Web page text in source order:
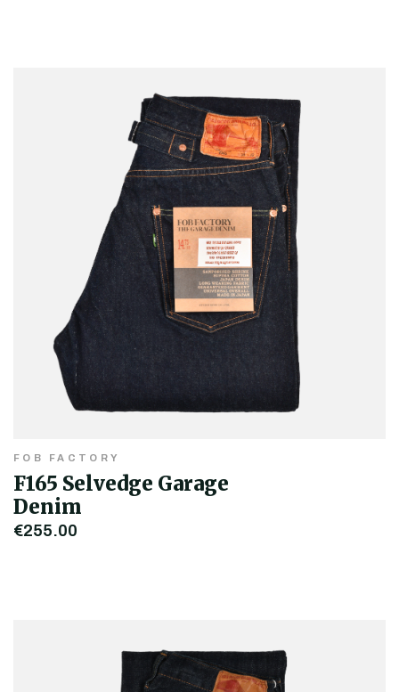
FOB FACTORY
F165 Selvedge Garage
Denim
€255,00